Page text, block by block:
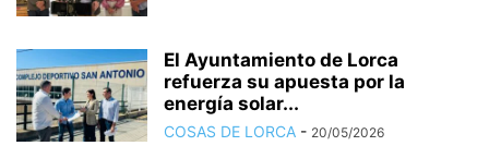
El Ayuntamiento de Lorca
refuerza su apuesta por la
energía solar...
COSAS DE LORCA - 20/05/2026